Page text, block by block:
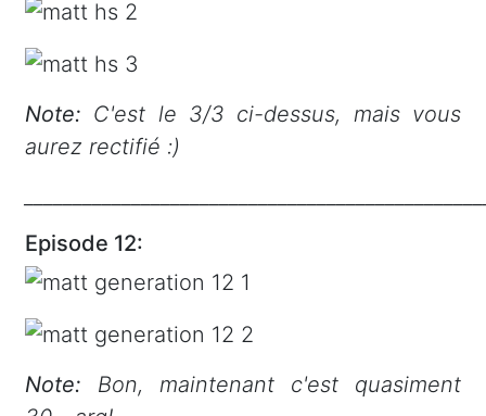
Note: C'est le 3/3 ci-dessus, mais vous
aurez rectifié :)
Episode 12:
Note: Bon, maintenant c'est quasiment